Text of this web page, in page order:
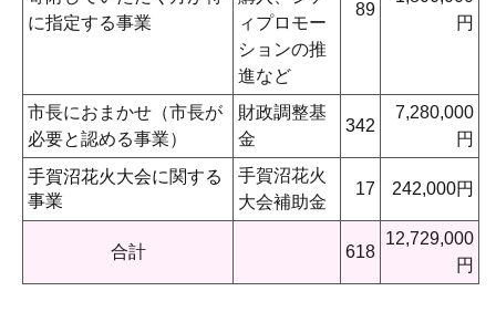
に指定する事業
ィプロモー
ションの推
進など
89
円
市長におまかせ（市長が
必要と認める事業）
財政調整基
金
342
7,280,000
円
手賀沼花火大会に関する
事業
手賀沼花火
大会補助金
17 242,000円
合計 618
12,729,000
円